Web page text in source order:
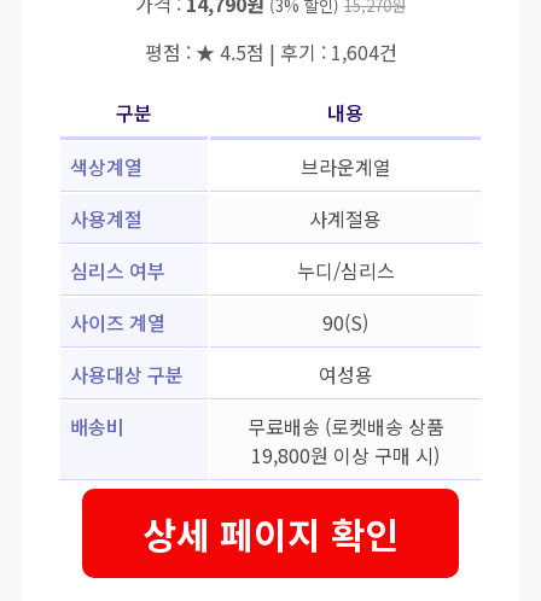
(3% 할인) 15,270원
평점 : ★ 4.5점 | 후기 : 1,604건
구분
내용
색상계열
브라운계열
사용계절
사계절용
심리스 여부
누디/심리스
사이즈 계열
90(S)
사용대상 구분
여성용
배송비
무료배송 (로켓배송 상품
19,800원 이상 구매 시)
상세 페이지 확인